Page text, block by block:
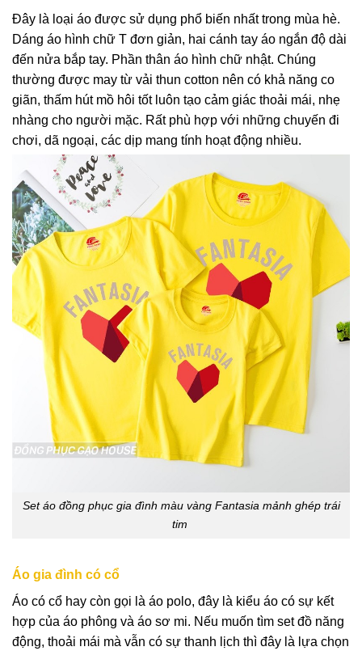
Đây là loại áo được sử dụng phổ biến nhất trong mùa hè.
Dáng áo hình chữ T đơn giản, hai cánh tay áo ngắn độ dài
đến nửa bắp tay. Phần thân áo hình chữ nhật. Chúng
thường được may từ vải thun cotton nên có khả năng co
giãn, thấm hút mồ hôi tốt luôn tạo cảm giác thoải mái, nhẹ
nhàng cho người mặc. Rất phù hợp với những chuyến đi
chơi, dã ngoại, các dịp mang tính hoạt động nhiều.
Set áo đồng phục gia đình màu vàng Fantasia mảnh ghép trái
tim
Áo gia đình có cổ
Áo có cổ hay còn gọi là áo polo, đây là kiểu áo có sự kết
hợp của áo phông và áo sơ mi. Nếu muốn tìm set đồ năng
động, thoải mái mà vẫn có sự thanh lịch thì đây là lựa chọn